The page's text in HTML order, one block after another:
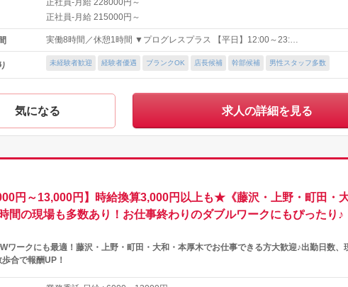
正社員-月給 228000円～
正社員-月給 215000円～
実働8時間／休憩1時間 ▼プログレスプラス 【平日】12:00～23:…
未経験者歓迎 経験者優遇 ブランクOK 店長候補 幹部候補 男性スタッフ多数
気になる 求人の詳細を見る
～13,000円】時給換算3,000円以上も★《藤沢・上野・町田・
の現場も多数あり！お仕事終わりのダブルワークにもぴったり♪
ワークにも最適！藤沢・上野・町田・大和・本厚木でお仕事できる方大歓迎♪出勤日数、
合で報酬UP！